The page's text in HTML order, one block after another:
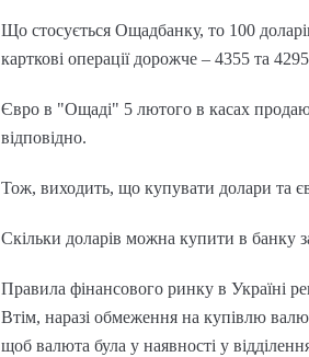
Що стосується Ощадбанку, то 100
карткові операції дорожче – 4355 та
Євро в "Ощаді" 5 лютого в касах
відповідно.
Тож, виходить, що купувати долари та
Скільки доларів можна купити в банку
Правила фінансового ринку в Україні
Втім, наразі обмеження на купівлю
щоб валюта була у наявності у